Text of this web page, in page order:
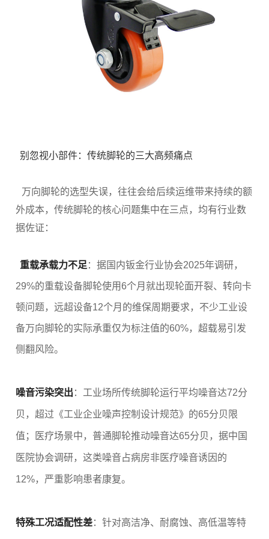
别忽视小部件：传统脚轮的三大高频痛点
万向脚轮的选型失误，往往会给后续运维带来持续的额
外成本，传统脚轮的核心问题集中在三点，均有行业数
据佐证：
重载承载力不足 ：据国内钣金行业协会2025年调研，
29%的重载设备脚轮使用6个月就出现轮面开裂、转向卡
顿问题，远超设备12个月的维保周期要求，不少工业设
备万向脚轮的实际承重仅为标注值的60%，超载易引发
侧翻风险。
噪音污染突出 ：工业场所传统脚轮运行平均噪音达72分
贝，超过《工业企业噪声控制设计规范》的65分贝限
值；医疗场景中，普通脚轮推动噪音达65分贝，据中国
医院协会调研，这类噪音占病房非医疗噪音诱因的
12%，严重影响患者康复。
特殊工况适配性差：针对高洁净、耐腐蚀、高低温等特